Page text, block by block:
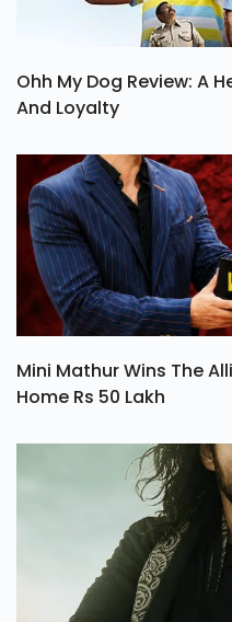
Ohh My Dog Review: A
And Loyalty
Mini Mathur Wins The
Home Rs 50 Lakh